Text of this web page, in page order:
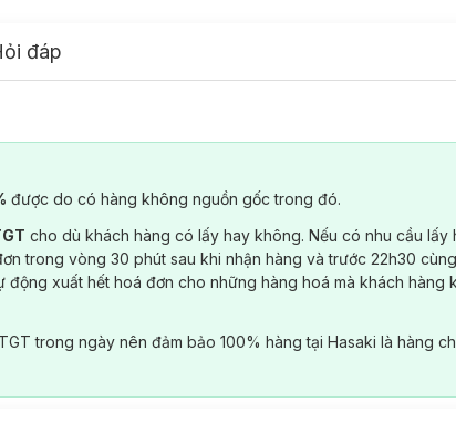
đáp
được do có hàng không nguồn gốc trong đó.
cho dù khách hàng có lấy hay không. Nếu có nhu cầu lấy
trong vòng 30 phút sau khi nhận hàng và trước 22h30
xuất hết hoá đơn cho những hàng hoá mà khách hàng
trong ngày nên đảm bảo 100% hàng tại Hasaki là hàng